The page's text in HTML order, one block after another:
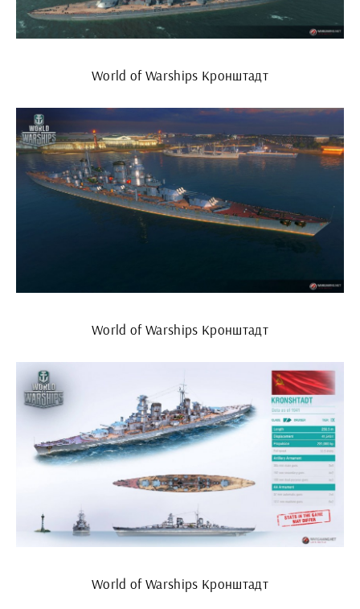
World of Warships Кронштадт
World of Warships Кронштадт
World of Warships Кронштадт